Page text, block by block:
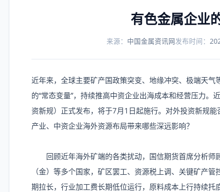
有色金属企业
来源： 中国金属资讯网发布时间：
近年来，全球主要矿产国政策突变、地缘冲突、极端天
的“常态变量”，持续推高中资企业出海成本和经营压力
资新规）正式发布，将于7月1日起施行。对外投资新规
产业、中资企业海外资源布局带来哪些深远影响？
回顾近年海外矿端的各类扰动，国信期货首席分析师
（金）等多个国家，矿区罢工、资源税上调、关键矿产
期拉长，行业加工费长期低位运行，原料成本上行持续